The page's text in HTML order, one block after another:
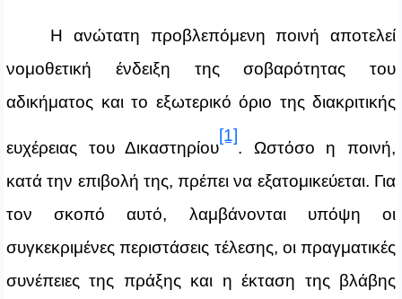
Η ανώτατη προβλεπόμενη ποινή αποτελεί
νομοθετική ένδειξη της σοβαρότητας του
αδικήματος και το εξωτερικό όριο της διακριτικής
ευχέρειας του Δικαστηρίου
[1]
. Ωστόσο η ποινή,
κατά την επιβολή της, πρέπει να εξατομικεύεται. Για
τον σκοπό αυτό, λαμβάνονται υπόψη οι
συγκεκριμένες περιστάσεις τέλεσης, οι πραγματικές
συνέπειες της πράξης και η έκταση της βλάβης